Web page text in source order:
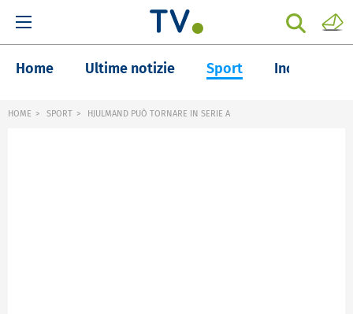
Home Ultime notizie Sport Inchieste
HOME SPORT HJULMAND PUÒ TORNARE IN SERIE A